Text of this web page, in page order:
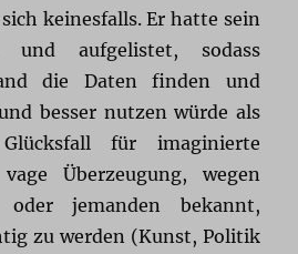
keinesfalls. Er hatte sein
und aufgelistet, sodass
die Daten finden und
besser nutzen würde als
für imaginierte
Überzeugung, wegen
jemanden bekannt,
zu werden (Kunst, Politik